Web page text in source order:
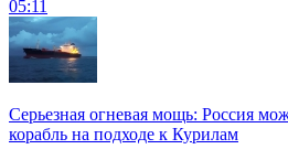
05:11
Серьезная огневая мощь: Россия
корабль на подходе к Курилам